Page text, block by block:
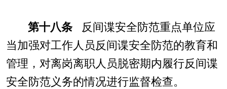
第十八条反间谍安全防范重点单位应
当加强对工作人员反间谍安全防范的教育和
管理，对离岗离职人员脱密期内履行反间谍
安全防范义务的情况进行监督检查。